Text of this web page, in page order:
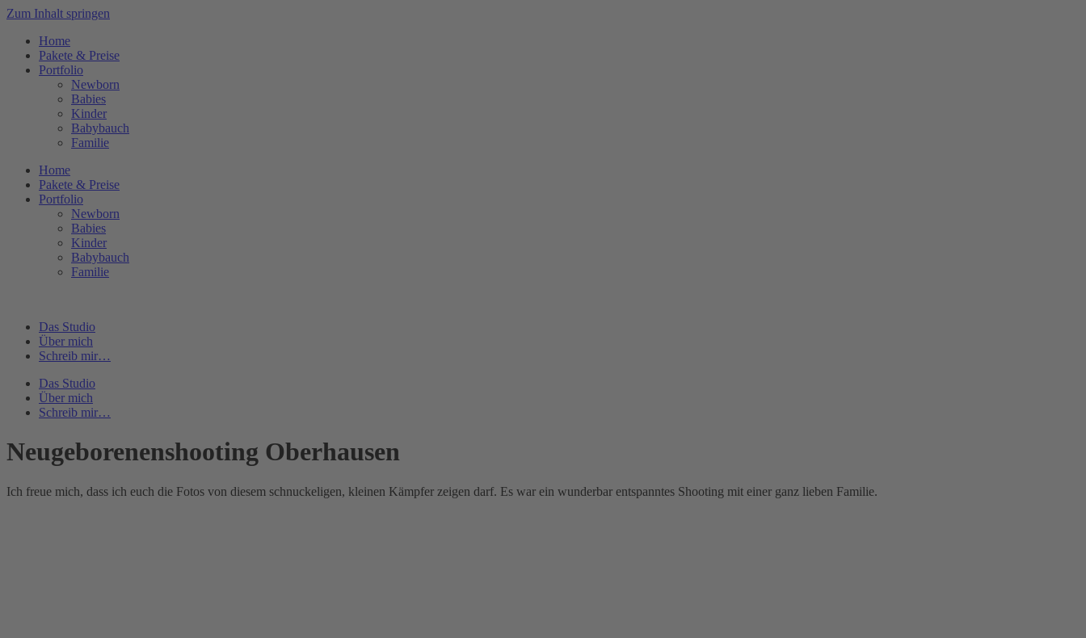
Zum Inhalt springen
Home
Pakete & Preise
Portfolio
Newborn
Babies
Kinder
Babybauch
Familie
Home
Pakete & Preise
Portfolio
Newborn
Babies
Kinder
Babybauch
Familie
Das Studio
Über mich
Schreib mir…
Das Studio
Über mich
Schreib mir…
Neugeborenenshooting Oberhausen
Ich freue mich, dass ich euch die Fotos von diesem schnuckeligen, kleinen Kämpfer zeigen darf. Es war ein wunderbar entspanntes Shooting mit einer ganz lieben Familie.